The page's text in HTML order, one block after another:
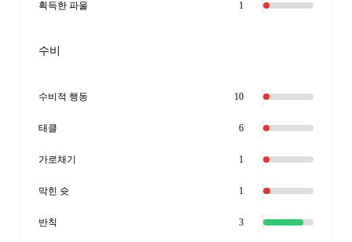
획득한 파울 1
수비
수비적 행동 10
태클 6
가로채기 1
막힌 슛 1
반칙 3